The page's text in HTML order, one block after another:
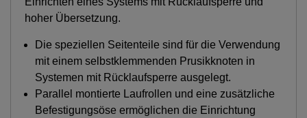
hoher Übersetzung.
Die speziellen Seitenteile sind für die Verwendung
mit einem selbstklemmenden Prusikknoten in
Systemen mit Rücklaufsperre ausgelegt.
Parallel montierte Laufrollen und eine zusätzliche
Befestigungsöse ermöglichen die Einrichtung